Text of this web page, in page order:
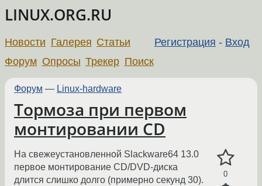
LINUX.ORG.RU
Регистрация - Вход
Новости Галерея Статьи
Форум Опросы Трекер Поиск
Форум — Linux-hardware
Тормоза при первом
монтировании CD
0
На свежеустановленной Slackware64 13.0
первое монтирование CD/DVD-диска
длится слишко долго (примерно секунд 30).